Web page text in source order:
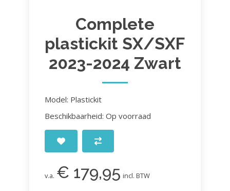
Complete
plastickit SX/SXF
2023-2024 Zwart
Model: Plastickit
Beschikbaarheid: Op voorraad
v.a. € 179,95 incl. BTW